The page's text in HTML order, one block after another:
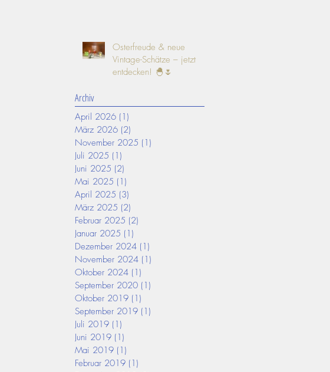
Osterfreude & neue
Vintage-Schätze – jetzt
entdecken! 🐣🌷
Archiv
April 2026 (1)
März 2026 (2)
November 2025 (1)
Juli 2025 (1)
Juni 2025 (2)
Mai 2025 (1)
April 2025 (3)
März 2025 (2)
Februar 2025 (2)
Januar 2025 (1)
Dezember 2024 (1)
November 2024 (1)
Oktober 2024 (1)
September 2020 (1)
Oktober 2019 (1)
September 2019 (1)
Juli 2019 (1)
Juni 2019 (1)
Mai 2019 (1)
Februar 2019 (1)